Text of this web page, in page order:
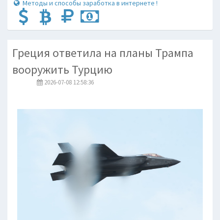
Методы и способы заработка в интернете !
Греция ответила на планы Трампа
вооружить Турцию
2026-07-08 12:58:36